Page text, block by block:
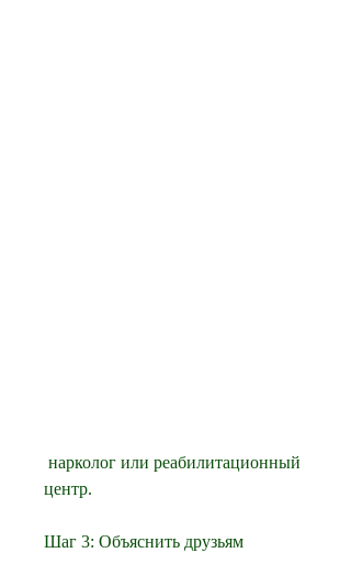
центр.
Шаг 3: Объяснить друзьям